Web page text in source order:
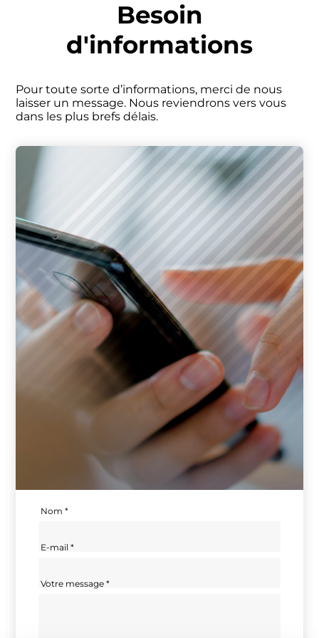
Besoin
d'informations
Pour toute sorte d’informations, merci de nous
laisser un message. Nous reviendrons vers vous
dans les plus brefs délais.
Panneau de gestion des cookies